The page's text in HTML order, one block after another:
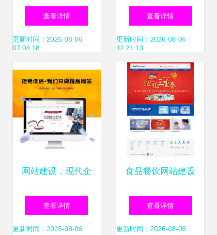
制作厂网站建设指
南 打造专业形象与
提升业务转化
查看详情
更新时间：2026-08-06
07:04:18
品亮相第四届工程
建设行业互联网大
会，助力智慧工地
创新发展
查看详情
更新时间：2026-08-06
12:21:13
网站建设，现代企
业品牌的数字化转
型基石——必读干
查看详情
更新时间：2026-08-06
食品餐饮网站建设
案例 海淘科技助力
品牌数字化转型
查看详情
更新时间：2026-08-06